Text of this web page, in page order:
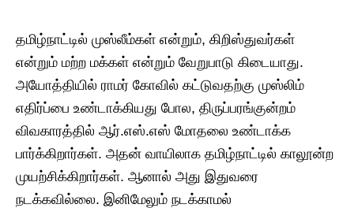
தமிழ்நாட்டில் முஸ்லீம்கள் என்றும், கிறிஸ்துவர்கள்
என்றும் மற்ற மக்கள் என்றும் வேறுபாடு கிடையாது.
அயோத்தியில் ராமர் கோவில் கட்டுவதற்கு முஸ்லிம்
எதிர்ப்பை உண்டாக்கியது போல, திருப்பரங்குன்றம்
விவகாரத்தில் ஆர்.எஸ்.எஸ் மோதலை உண்டாக்க
பார்க்கிறார்கள். அதன் வாயிலாக தமிழ்நாட்டில் காலூன்ற
முயற்சிக்கிறார்கள். ஆனால் அது இதுவரை
நடக்கவில்லை. இனிமேலும் நடக்காமல்